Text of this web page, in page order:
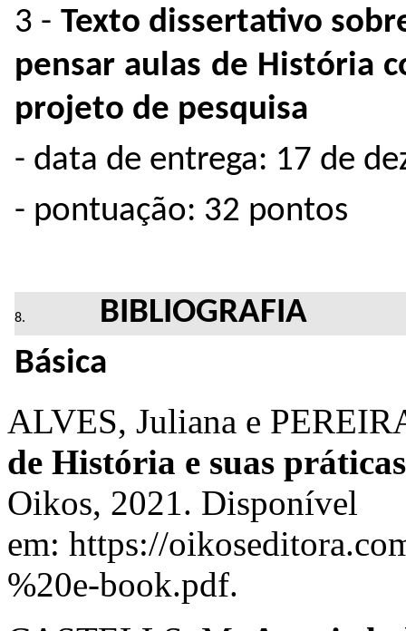
3 - Texto dissertativo
pensar aulas de História
projeto de pesquisa
- data de entrega: 17 de
- pontuação: 32 pontos
BIBLIOGRAFIA
Básica
ALVES, Juliana e
de História e suas
Oikos, 2021. Disponível
em: https://
%20e-book.pdf.